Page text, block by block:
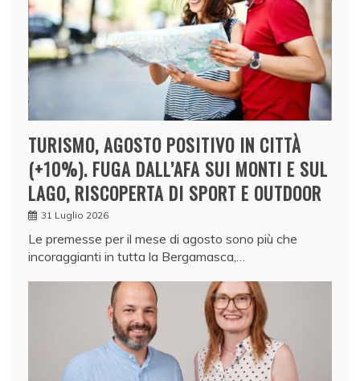
TURISMO, AGOSTO POSITIVO IN CITTÀ
(+10%). FUGA DALL’AFA SUI MONTI E SUL
LAGO, RISCOPERTA DI SPORT E OUTDOOR
31 Luglio 2026
Le premesse per il mese di agosto sono più che
incoraggianti in tutta la Bergamasca,…